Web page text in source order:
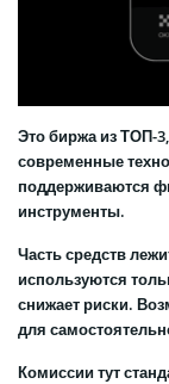
Это биржа из ТОП-
современные
поддерживаются
инструменты.
Часть средств
используются
снижает риски.
для
Комиссии тут